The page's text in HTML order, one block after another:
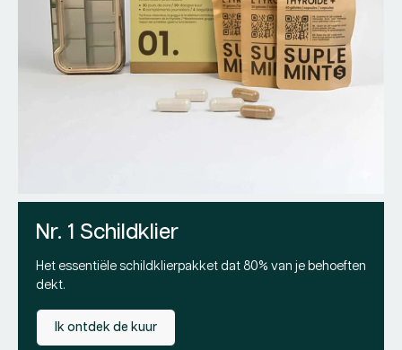
Nr. 1 Schildklier
Het essentiële schildklierpakket dat 80% van je behoeften
dekt.
Ik ontdek de kuur